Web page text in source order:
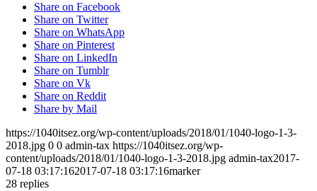
Share on Facebook
Share on Twitter
Share on WhatsApp
Share on Pinterest
Share on LinkedIn
Share on Tumblr
Share on Vk
Share on Reddit
Share by Mail
https://1040itsez.org/wp-content/uploads/2018/01/1040-logo-1-3-
2018.jpg 0 0 admin-tax https://1040itsez.org/wp-
content/uploads/2018/01/1040-logo-1-3-2018.jpg admin-tax2017-
07-18 03:17:162017-07-18 03:17:16marker
28 replies